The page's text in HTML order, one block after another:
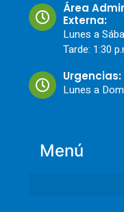
Área
Externa:
Lunes a
Tarde: 1:30
Urgencias:
Lunes a
Menú